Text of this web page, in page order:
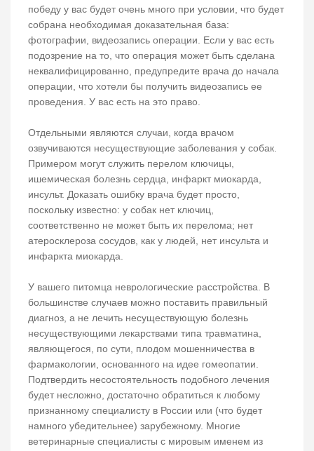
победу у вас будет очень много при условии, что будет
собрана необходимая доказательная база:
фотографии, видеозапись операции. Если у вас есть
подозрение на то, что операция может быть сделана
неквалифицированно, предупредите врача до начала
операции, что хотели бы получить видеозапись ее
проведения. У вас есть на это право.
Отдельными являются случаи, когда врачом
озвучиваются несуществующие заболевания у собак.
Примером могут служить перелом ключицы,
ишемическая болезнь сердца, инфаркт миокарда,
инсульт. Доказать ошибку врача будет просто,
поскольку известно: у собак нет ключиц,
соответственно не может быть их перелома; нет
атеросклероза сосудов, как у людей, нет инсульта и
инфаркта миокарда.
У вашего питомца неврологические расстройства. В
большинстве случаев можно поставить правильный
диагноз, а не лечить несуществующую болезнь
несуществующими лекарствами типа травматина,
являющегося, по сути, плодом мошенничества в
фармакологии, основанного на идее гомеопатии.
Подтвердить несостоятельность подобного лечения
будет несложно, достаточно обратиться к любому
признанному специалисту в России или (что будет
намного убедительнее) зарубежному. Многие
ветеринарные специалисты с мировым именем из